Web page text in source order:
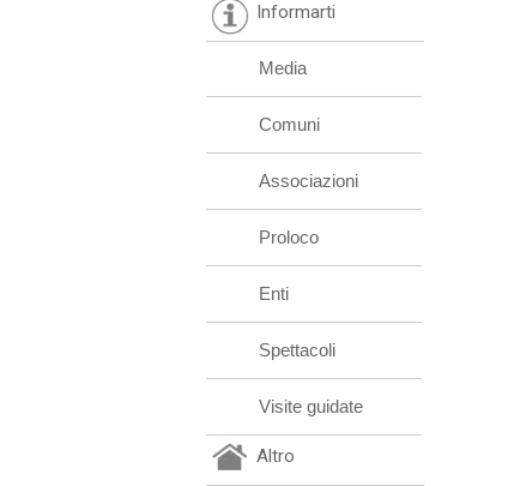
Informarti
Media
Comuni
Associazioni
Proloco
Enti
Spettacoli
Visite guidate
Altro